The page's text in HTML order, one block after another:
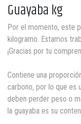
Guayaba kg
Por el momento, este
kilogramo. Estamos
¡Gracias por tu
Contiene una
carbono, por lo que es
deben perder peso o
la guayaba es su